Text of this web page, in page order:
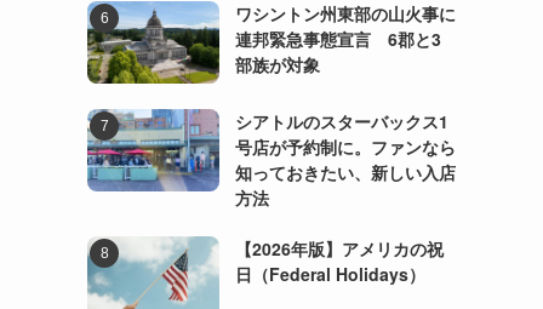
ワシントン州東部の山火事に
連邦緊急事態宣言 6郡と3
部族が対象
シアトルのスターバックス1
号店が予約制に。ファンなら
知っておきたい、新しい入店
方法
【2026年版】アメリカの祝
日（Federal Holidays）